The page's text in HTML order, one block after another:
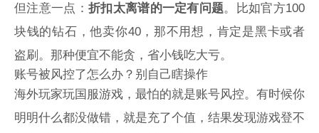
但注意一点： 折扣太离谱的一定有问题。比如官方100
块钱的钻石，他卖你40，那不用想，肯定是黑卡或者
盗刷。那种便宜不能贪，省小钱吃大亏。
账号被风控了怎么办？别自己瞎操作
海外玩家玩国服游戏，最怕的就是账号风控。有时候你
明明什么都没做错，就是充了个值，结果发现游戏登不